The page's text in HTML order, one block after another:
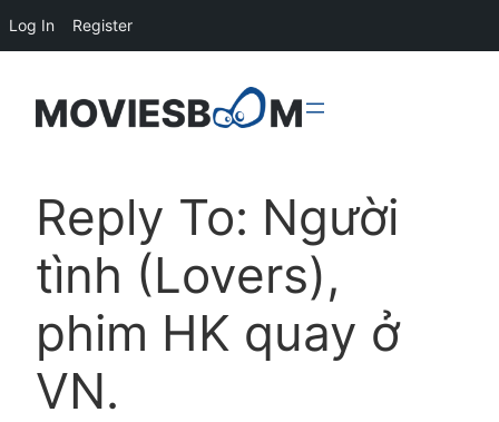
Reply To: Người
tình (Lovers),
phim HK quay ở
VN.
Log In Register